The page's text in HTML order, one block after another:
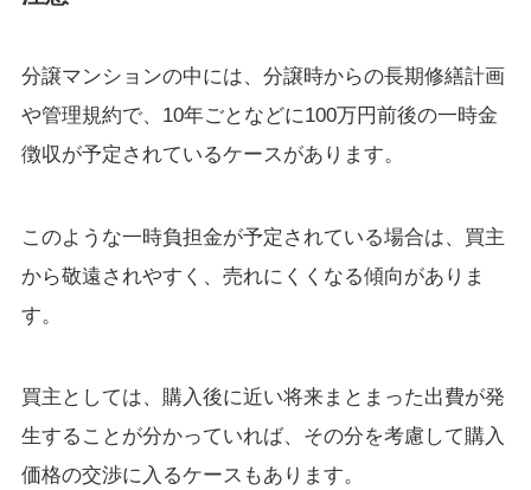
分譲マンションの中には、分譲時からの長期修繕計画
や管理規約で、10年ごとなどに100万円前後の一時金
徴収が予定されているケースがあります。
このような一時負担金が予定されている場合は、買主
から敬遠されやすく、売れにくくなる傾向がありま
す。
買主としては、購入後に近い将来まとまった出費が発
生することが分かっていれば、その分を考慮して購入
価格の交渉に入るケースもあります。